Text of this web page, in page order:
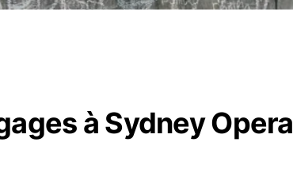
à Sydney Opera